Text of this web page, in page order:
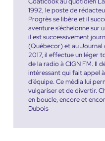
1992, le poste de
Progrès se libère et il
aventure s'échelonne sur
il est successivement
(Québecor) et au Journal
2017, il effectue un léger
de la radio à CIGN FM. Il
intéressant qui fait appel
d’équipe. Ce média lui
vulgariser et de divertir.
en boucle, encore et
Dubois